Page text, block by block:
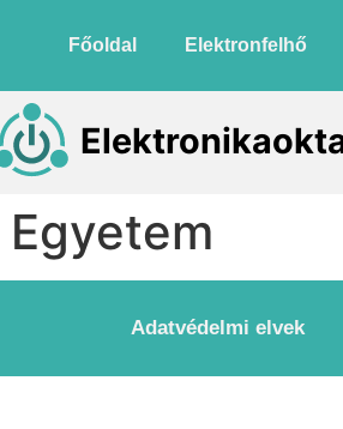
Főoldal Elektronfelhő
Adatvédelmi elvek